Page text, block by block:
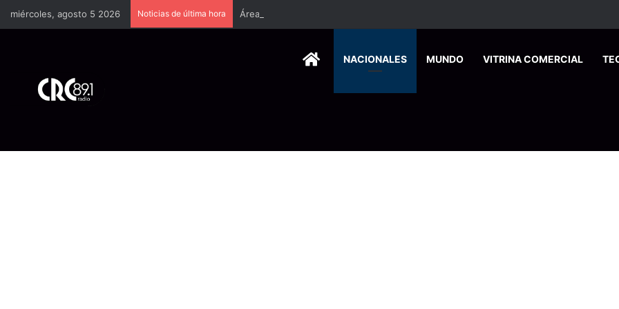
miércoles, agosto 5 2026 Noticias de última hora
HOMENACIONALES MUNDO VITRINA COMERCIAL